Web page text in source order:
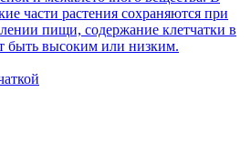
части растения сохраняются при
пищи, содержание клетчатки в
быть высоким или низким.